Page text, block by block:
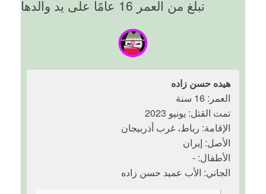
تبلغ من العمر 16 عامًا على يد والدها
هيده حسن زاده
العمر: 16 سنة
تمت القتل: يونيو 2023
الإقامة: رباط، غرب أذربيجان
الأصل: إيران
الأطفال: -
الجاني: الأب عميد حسن زاده